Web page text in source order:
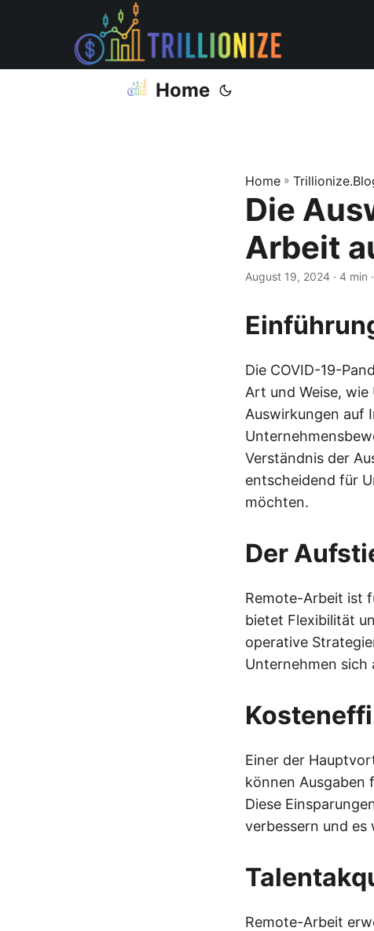
Home
Home »
Die
Arbeit
August 19, 2024 · 4 min
Die COVID-19-
Art und Weise,
Auswirkungen auf
Verständnis der
entscheidend für
möchten.
Der
Remote-Arbeit ist
bietet Flexibilität
operative
Unternehmen sich
Einer der
können Ausgaben
Diese
verbessern und
Remote-Arbeit